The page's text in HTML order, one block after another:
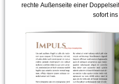
rechte Außenseite einer
sofort